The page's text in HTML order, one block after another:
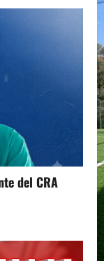
del CRA